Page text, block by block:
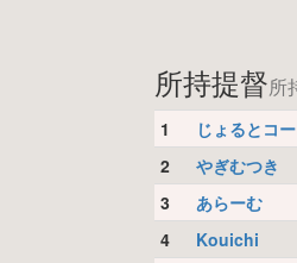
所持提督所
1 じょるとコ
2 やぎむつき
3 あらーむ
4 Kouichi